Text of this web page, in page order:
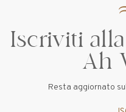
Iscriviti
Ah
Resta aggiornato